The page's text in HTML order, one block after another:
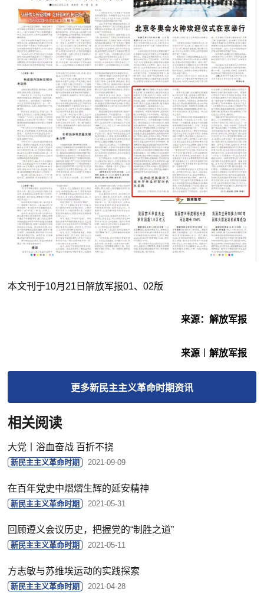
本文刊于10月21日解放军报01、02版
来源：解放军报
来源︱解放军报
更多新民主主义革命时期资讯
相关阅读
大党丨浴血奋战 百折不挠
新民主主义革命时期 2021-09-09
在百年党史中熠熠生辉的延安精神
新民主主义革命时期 2021-05-31
回顾遵义会议历史，把握党的“制胜之道”
新民主主义革命时期 2021-05-11
方志敏与苏维埃运动的实践探索
新民主主义革命时期 2021-04-28